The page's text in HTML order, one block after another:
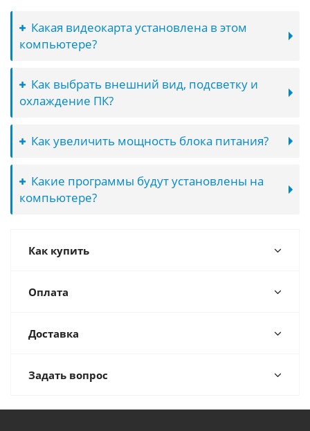
Какая видеокарта установлена в этом
компьютере?
Как выбрать внешний вид, подсветку и
охлаждение ПК?
Как увеличить мощность блока питания?
Какие программы будут установлены на
компьютере?
Как купить
Оплата
Доставка
Задать вопрос